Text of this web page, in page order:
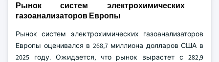
Рынок систем электрохимических
газоанализаторов Европы
Рынок систем электрохимических газоанализаторов
Европы оценивался в 268,7 миллиона долларов США в
2025 году. Ожидается, что рынок вырастет с 282,9